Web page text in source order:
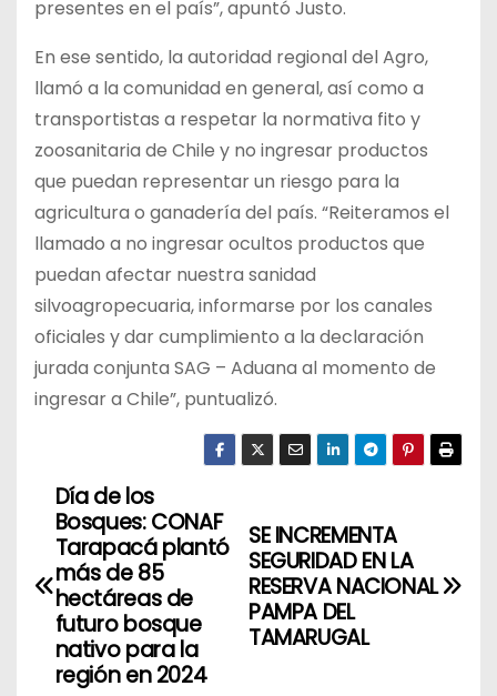
presentes en el país”, apuntó Justo.
En ese sentido, la autoridad regional del Agro,
llamó a la comunidad en general, así como a
transportistas a respetar la normativa fito y
zoosanitaria de Chile y no ingresar productos
que puedan representar un riesgo para la
agricultura o ganadería del país. “Reiteramos el
llamado a no ingresar ocultos productos que
puedan afectar nuestra sanidad
silvoagropecuaria, informarse por los canales
oficiales y dar cumplimiento a la declaración
jurada conjunta SAG – Aduana al momento de
ingresar a Chile”, puntualizó.
N
v
SE INCREMENTA
SEGURIDAD EN LA
RESERVA NACIONAL
PAMPA DEL
TAMARUGAL
Día de los
Bosques: CONAF
Tarapacá plantó
más de 85
hectáreas de
futuro bosque
nativo para la
región en 2024